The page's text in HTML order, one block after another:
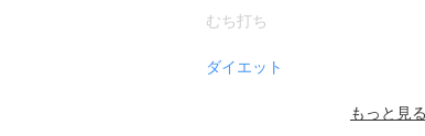
むち打ち
ダイエット
もっと見る